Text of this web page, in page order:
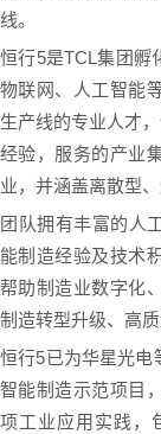
线。
恒行5是TCL集团孵
物联网、人工智能
生产线的专业人才
经验，服务的产业
业，并涵盖离散型
团队拥有丰富的人
能制造经验及技术
帮助制造业数字化
制造转型升级、高质
恒行5已为华星光电
智能制造示范项目
项工业应用实践，